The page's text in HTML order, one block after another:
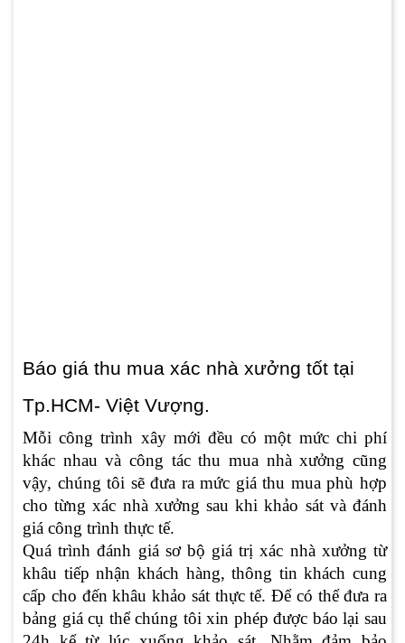
Báo giá thu mua xác nhà xưởng tốt tại
Tp.HCM- Việt Vượng.
Mỗi công trình xây mới đều có một mức chi phí
khác nhau và công tác thu mua nhà xưởng cũng
vậy, chúng tôi sẽ đưa ra mức giá thu mua phù hợp
cho từng xác nhà xưởng sau khi khảo sát và đánh
giá công trình thực tế.
Quá trình đánh giá sơ bộ giá trị xác nhà xưởng từ
khâu tiếp nhận khách hàng, thông tin khách cung
cấp cho đến khâu khảo sát thực tế. Để có thể đưa ra
bảng giá cụ thể chúng tôi xin phép được báo lại sau